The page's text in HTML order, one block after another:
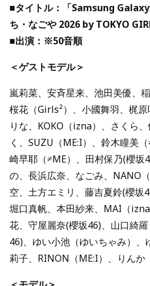
■タイトル：「Samsung
ち・なごや 2026 by TOKYO
■出演：※50⾳順
＜ゲストモデル＞
嵐莉菜、安⻫星来、池⽥美優、
桜花（Girls²）、⼩國舞⽻、梶
りな、KOKO（izna）、さくら
く、SUZU（ME:I）、鈴⽊瞳美
崎早耶（≠ME）、⽥村保乃(櫻坂
の、⻑浜広奈、なごみ、NANO
空、⼟⽅エミリ、藤吉夏鈴(櫻坂
堀⼝真帆、本⽥紗来、MAI（
花、守屋麗奈(櫻坂46)、⼭⼝綺
46)、ゆい⼩池（ゆいちゃみ）、
莉⼦、RINON（ME:I）、りんか